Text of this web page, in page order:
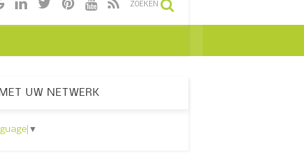
ZOEKEN
UW NETWERK
▼